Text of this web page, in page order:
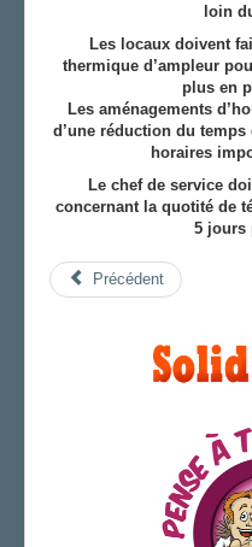
loin
Les locaux doivent
thermique d’ampleur
plus en
Les aménagements
d’une réduction du
horaires
Le chef de service
concernant la quotité de
5 jours
Précédent